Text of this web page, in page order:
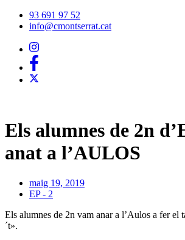
93 691 97 52
info@cmontserrat.cat
Els alumnes de 2n
anat a l’AULOS
maig 19, 2019
EP - 2
Els alumnes de 2n vam anar a l’Aulos a fer
´t».